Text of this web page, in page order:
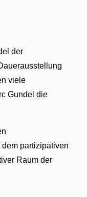
der
viele
Gundel die
partizipativen
Raum der